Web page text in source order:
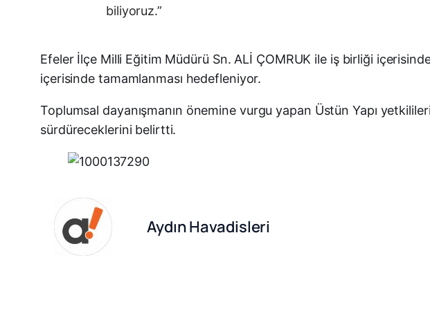
biliyoruz.”
Efeler İlçe Milli Eğitim Müdürü Sn. ALİ ÇOMRUK ile iş birliği
içerisinde tamamlanması hedefleniyor.
Toplumsal dayanışmanın önemine vurgu yapan Üstün Yapı
sürdüreceklerini belirtti.
Aydın Havadisleri